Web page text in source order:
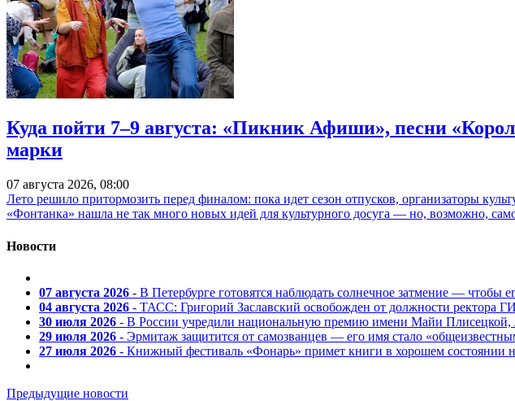
Куда пойти 7–9 августа: «Пикник Афиши», песни
марки
07 августа 2026, 08:00
Лето решило притормозить перед финалом: пока идет сезон отпусков, организаторы
«Фонтанка» нашла не так много новых идей для культурного досуга — но, возможно,
Новости
07 августа 2026 - В Петербурге готовятся наблюдать солнечное затмение — чтобы
04 августа 2026 - ТАСС: Григорий Заславский освобожден от должности ректора
30 июля 2026 - В России учредили национальную премию имени Майи Плисецкой,
29 июля 2026 - Эрмитаж защитится от самозванцев — его имя стало
27 июля 2026 - Книжный фестиваль «Фонарь» примет книги в хорошем состоянии
Предыдущие новости